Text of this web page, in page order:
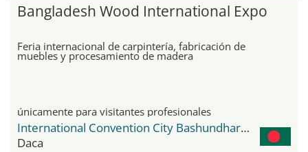
Bangladesh Wood International Expo
Feria internacional de carpintería, fabricación de
muebles y procesamiento de madera
únicamente para visitantes profesionales
International Convention City Bashundhara - ICCB
Daca